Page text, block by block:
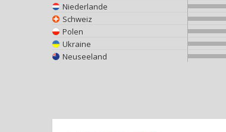
Niederlande
Schweiz
Polen
Ukraine
Neuseeland